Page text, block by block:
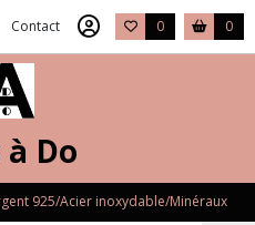
Contact 0 0
Do
925/Acier inoxydable/Minéraux